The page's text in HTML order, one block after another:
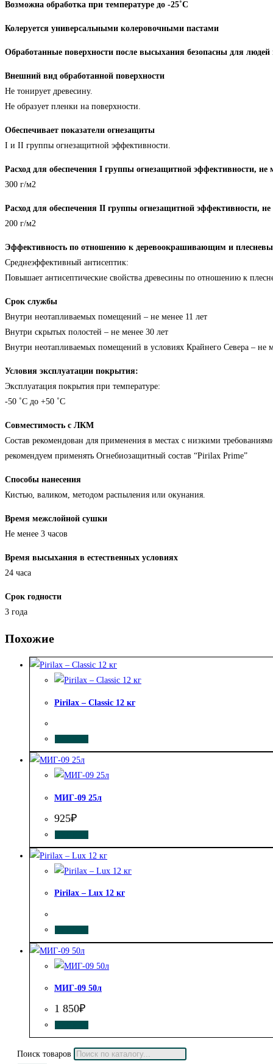
Возможна обработка при температуре до -25˚С
Колеруется универсальными колеровочными пастами
Обработанные поверхности после высыхания безопасны для
Внешний вид обработанной поверхности
Не тонирует древесину.
Не образует пленки на поверхности.
Обеспечивает показатели огнезащиты
I и II группы огнезащитной эффективности.
Расход для обеспечения I группы огнезащитной эффективности, не
300 г/м2
Расход для обеспечения II группы огнезащитной эффективности, не
200 г/м2
Эффективность по отношению к деревоокрашивающим и
Среднеэффективный антисептик:
Повышает антисептические свойства древесины по отношению к
Срок службы
Внутри неотапливаемых помещений – не менее 11 лет
Внутри скрытых полостей – не менее 30 лет
Внутри неотапливаемых помещений в условиях Крайнего Севера – не
Условия эксплуатации покрытия:
Эксплуатация покрытия при температуре:
-50 ˚С до +50 ˚С
Совместимость с ЛКМ
Состав рекомендован для применения в местах с низкими
рекомендуем применять Огнебиозащитный состав “Рirilax Prime”
Способы нанесения
Кистью, валиком, методом распыления или окунания.
Время межслойной сушки
Не менее 3 часов
Время высыхания в естественных условиях
24 часа
Срок годности
3 года
Похожие
Pirilax – Classic 12 кг
МИГ-09 25л
925₽
Pirilax – Lux 12 кг
МИГ-09 50л
1 850₽
Поиск товаров